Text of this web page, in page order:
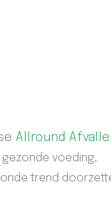
Allround
gezonde voeding,
trend